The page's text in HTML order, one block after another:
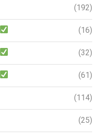
(192)
(16)
(32)
(61)
(114)
(25)